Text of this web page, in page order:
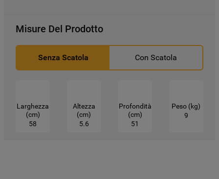
Misure Del Prodotto
Senza Scatola Con Scatola
Larghezza
(cm)
58
Altezza
(cm)
5.6
Profondità
(cm)
51
Peso (kg)
9